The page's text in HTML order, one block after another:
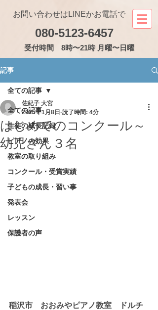
080-5123-6457
お問い合わせはLINEかお電話で
受付時間 8時〜21時 月曜〜日曜
記事
全ての記事
生徒の成長記録
ピアノの効果
教室の取り組み
コンクール・受賞実績
子どもの成長・習い事
発表会
レッスン
保護者の声
全ての記事
はじめてのコンクール～
幼児さん３名
佐紀子 大宮
2025年1月8日 読了時間: 4分
稲沢市　おおみやピアノ教室　ドルチ